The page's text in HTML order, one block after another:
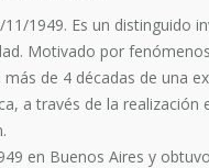
11/1949. Es un distinguido
Motivado por
más de 4 décadas de una
a través de la
en Buenos Aires y